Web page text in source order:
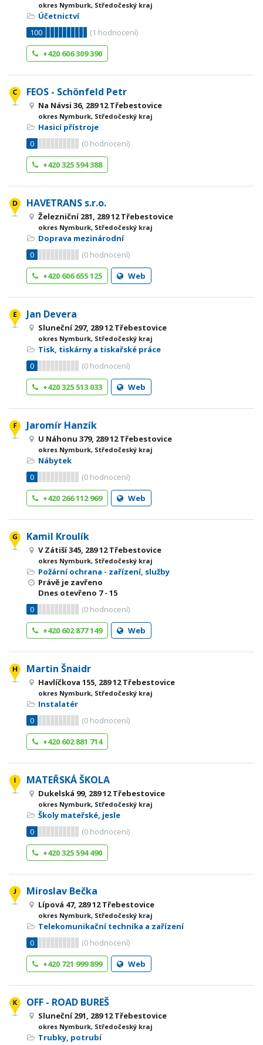
okres Nymburk, Středočeský kraj
Účetnictví
100
(1 hodnocení)
+420 606 309 390
FEOS - Schönfeld Petr
Na Návsi 36, 289 12 Třebestovice
okres Nymburk, Středočeský kraj
Hasicí přístroje
0
(0 hodnocení)
+420 325 594 388
HAVETRANS s.r.o.
Železniční 281, 289 12 Třebestovice
okres Nymburk, Středočeský kraj
Doprava mezinárodní
0
(0 hodnocení)
+420 606 655 125
Web
Jan Devera
Sluneční 297, 289 12 Třebestovice
okres Nymburk, Středočeský kraj
Tisk, tiskárny a tiskařské práce
0
(0 hodnocení)
+420 325 513 033
Web
Jaromír Hanzík
U Náhonu 379, 289 12 Třebestovice
okres Nymburk, Středočeský kraj
Nábytek
0
(0 hodnocení)
+420 266 112 969
Web
Kamil Kroulík
V Zátiší 345, 289 12 Třebestovice
okres Nymburk, Středočeský kraj
Požární ochrana - zařízení, služby
Právě je zavřeno
Dnes otevřeno 7 - 15
0
(0 hodnocení)
+420 602 877 149
Web
Martin Šnaidr
Havlíčkova 155, 289 12 Třebestovice
okres Nymburk, Středočeský kraj
Instalatér
0
(0 hodnocení)
+420 602 881 714
MATEŘSKÁ ŠKOLA
Dukelská 99, 289 12 Třebestovice
okres Nymburk, Středočeský kraj
Školy mateřské, jesle
0
(0 hodnocení)
+420 325 594 490
Miroslav Bečka
Lípová 47, 289 12 Třebestovice
okres Nymburk, Středočeský kraj
Telekomunikační technika a zařízení
0
(0 hodnocení)
+420 721 999 899
Web
OFF - ROAD BUREŠ
Sluneční 291, 289 12 Třebestovice
okres Nymburk, Středočeský kraj
Trubky, potrubí